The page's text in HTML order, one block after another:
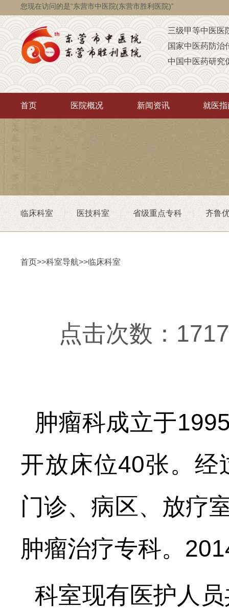
您现在访问的是“东营市中医院(东营市胜利医院)”
三级甲等中医医
国家中医药防治
中国中医药研究
省级智障儿童康
山东省AAA级定
首页 医院概况 新闻资讯 就医
临床科室 医技科室 省级重点专科 齐鲁
首页>>科室导航>>临床科室
点击次数：
肿瘤科成立于
开放床位40张。经
门诊、病区、放疗
肿瘤治疗专科。
科室现有医护人